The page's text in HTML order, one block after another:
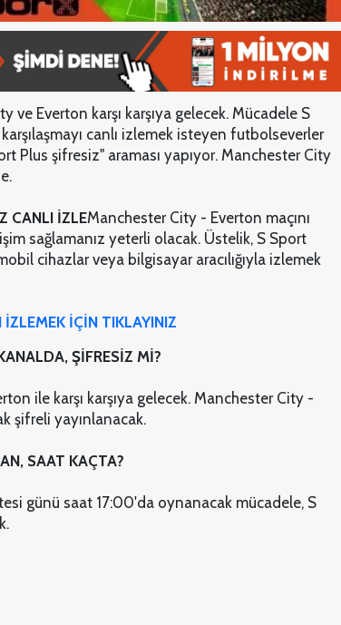
Everton karşı karşıya gelecek. Mücadele S
canlı izlemek isteyen futbolseverler
Plus şifresiz" araması yapıyor. Manchester City
CANLI İZLEManchester City - Everton maçını
sağlamanız yeterli olacak. Üstelik, S Sport
cihazlar veya bilgisayar aracılığıyla izlemek
İÇİN TIKLAYINIZ
ŞİFRESİZ Mİ?
ile karşı karşıya gelecek. Manchester City -
şifreli yayınlanacak.
SAAT KAÇTA?
günü saat 17:00'da oynanacak mücadele, S